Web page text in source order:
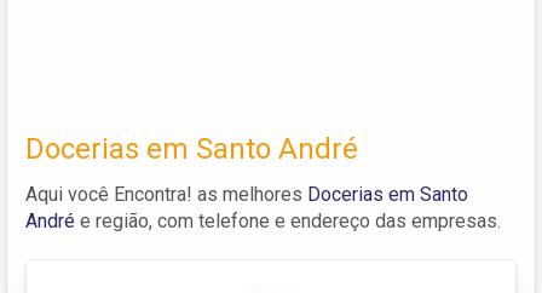
Docerias em Santo André
Aqui você Encontra! as melhores Docerias em Santo
André e região, com telefone e endereço das empresas.